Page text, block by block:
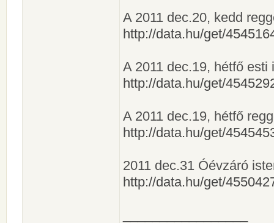
A 2011 dec.20, kedd
http://data.hu/get/
A 2011 dec.19, hétfő
http://data.hu/get/
A 2011 dec.19, hétfő
http://data.hu/get/
2011 dec.31 Óévzáró
http://data.hu/get/